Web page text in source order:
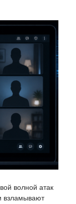
волной атак
взламывают